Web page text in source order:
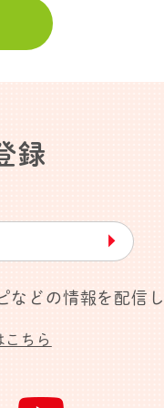
録
▶︎
などの情報を配信
こちら